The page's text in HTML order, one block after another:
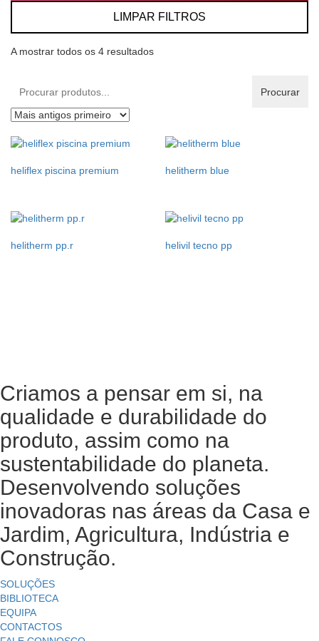
LIMPAR FILTROS
A mostrar todos os 4 resultados
Procurar
produtos:
Procurar
heliflex piscina premium helitherm blue
helitherm pp.r helivil tecno pp
Criamos a pensar em si, na
qualidade e durabilidade do
produto, assim como na
sustentabilidade do planeta.
Desenvolvendo soluções
inovadoras nas áreas da Casa e
Jardim, Agricultura, Indústria e
Construção.
SOLUÇÕES
BIBLIOTECA
EQUIPA
CONTACTOS